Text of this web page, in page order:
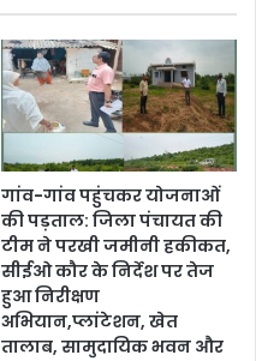
गांव-गांव पहुंचकर योजनाओं
की पड़ताल: जिला पंचायत की
टीम ने परखी जमीनी हकीकत,
सीईओ कौर के निर्देश पर तेज
हुआ निरीक्षण
अभियान,प्लांटेशन, खेत
तालाब, सामुदायिक भवन और